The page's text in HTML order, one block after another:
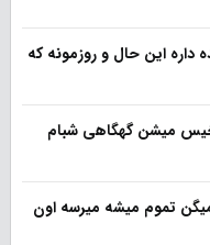
داره این حال و روزمونه که
میشن گهگاهی شبام
تموم میشه میرسه اون